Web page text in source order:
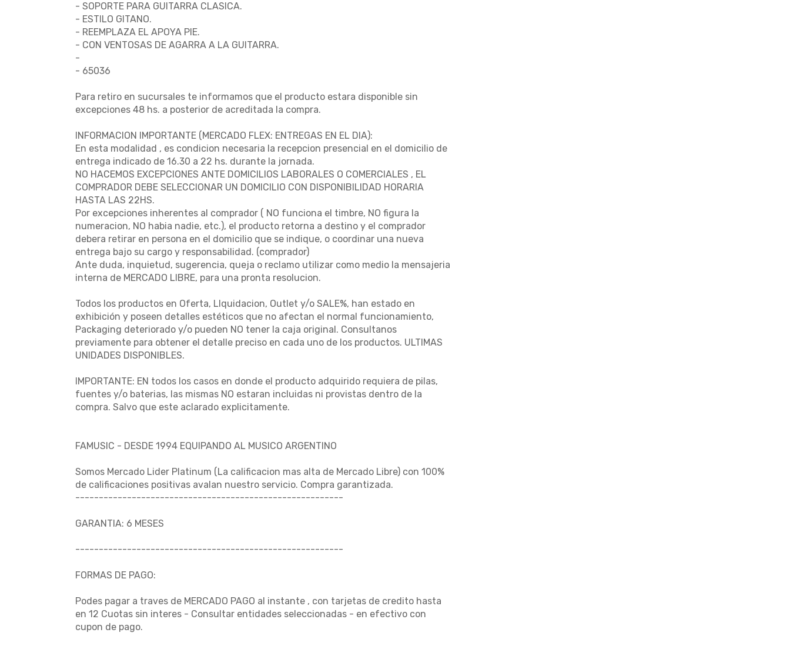
- SOPORTE PARA GUITARRA CLASICA.
- ESTILO GITANO.
- REEMPLAZA EL APOYA PIE.
- CON VENTOSAS DE AGARRA A LA GUITARRA.
-
- 65036
Para retiro en sucursales te informamos que el producto estara disponible sin
excepciones 48 hs. a posterior de acreditada la compra.
INFORMACION IMPORTANTE (MERCADO FLEX: ENTREGAS EN EL DIA):
En esta modalidad , es condicion necesaria la recepcion presencial en el domicilio de
entrega indicado de 16.30 a 22 hs. durante la jornada.
NO HACEMOS EXCEPCIONES ANTE DOMICILIOS LABORALES O COMERCIALES , EL
COMPRADOR DEBE SELECCIONAR UN DOMICILIO CON DISPONIBILIDAD HORARIA
HASTA LAS 22HS.
Por excepciones inherentes al comprador ( NO funciona el timbre, NO figura la
numeracion, NO habia nadie, etc.), el producto retorna a destino y el comprador
debera retirar en persona en el domicilio que se indique, o coordinar una nueva
entrega bajo su cargo y responsabilidad. (comprador)
Ante duda, inquietud, sugerencia, queja o reclamo utilizar como medio la mensajeria
interna de MERCADO LIBRE, para una pronta resolucion.
Todos los productos en Oferta, LIquidacion, Outlet y/o SALE%, han estado en
exhibición y poseen detalles estéticos que no afectan el normal funcionamiento,
Packaging deteriorado y/o pueden NO tener la caja original. Consultanos
previamente para obtener el detalle preciso en cada uno de los productos. ULTIMAS
UNIDADES DISPONIBLES.
IMPORTANTE: EN todos los casos en donde el producto adquirido requiera de pilas,
fuentes y/o baterias, las mismas NO estaran incluidas ni provistas dentro de la
compra. Salvo que este aclarado explicitamente.
FAMUSIC - DESDE 1994 EQUIPANDO AL MUSICO ARGENTINO
Somos Mercado Lider Platinum (La calificacion mas alta de Mercado Libre) con 100%
de calificaciones positivas avalan nuestro servicio. Compra garantizada.
---------------------------------------------------------
GARANTIA: 6 MESES
---------------------------------------------------------
FORMAS DE PAGO:
Podes pagar a traves de MERCADO PAGO al instante , con tarjetas de credito hasta
en 12 Cuotas sin interes - Consultar entidades seleccionadas - en efectivo con
cupon de pago.